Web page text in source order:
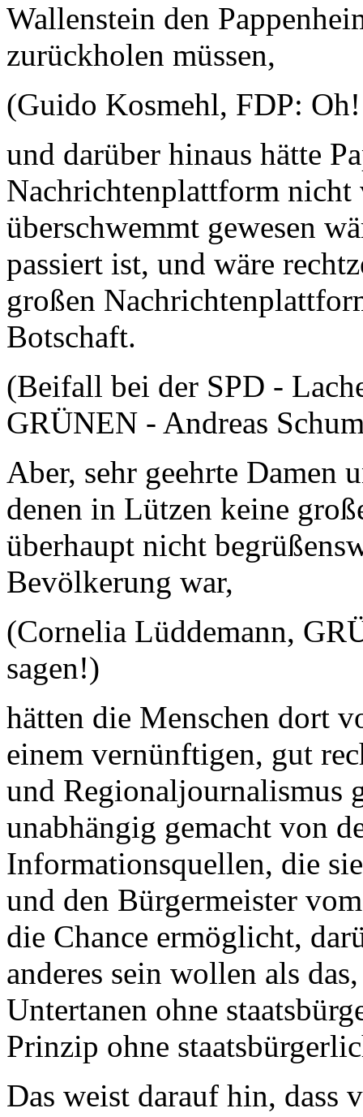
Wallenstein den
zurückholen müssen,
(Guido Kosmehl, FDP:
und darüber hinaus hätte
Nachrichtenplattform
überschwemmt gewesen
passiert ist, und wäre
großen
Botschaft.
(Beifall bei der SPD -
GRÜNEN - Andreas
Aber, sehr geehrte Damen
denen in Lützen keine
überhaupt nicht
Bevölkerung war,
(Cornelia Lüddemann,
sagen!)
hätten die Menschen dort
einem vernünftigen, gut
und Regionaljournalismus
unabhängig gemacht von
Informationsquellen, die
und den Bürgermeister
die Chance ermöglicht,
anderes sein wollen als
Untertanen ohne
Prinzip ohne
Das weist darauf hin, dass